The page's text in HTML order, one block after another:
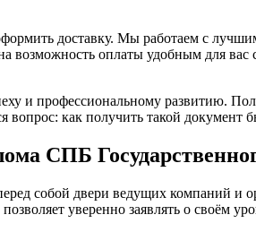
доставку. Мы работаем с
возможность оплаты удобным для
и профессиональному развитию.
как получить такой документ
СПБ
собой двери ведущих компаний
уверенно заявлять о